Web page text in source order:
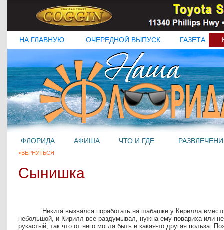
НА ГЛАВНУЮ ОЧЕРЕДНОЙ ВЫПУСК ГАЗЕТА
ФЛОРИДА АФИША ЧТО И ГДЕ
<ВЕРНУТЬСЯ
Сынишка
Никита вызвался поработать на шабашке у Кирилла
небольшой, и Кирилл все раздумывал, нужна ему повариха или
рукастый, так что от него могла быть и какая-то другая польза.